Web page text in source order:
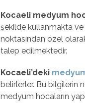
Kocaeli medyum
şekilde kullanmakta ve
noktasından özel
talep edilmektedir.
Kocaeli’deki
belirlerler. Bu bilgilerin
medyum hocaların